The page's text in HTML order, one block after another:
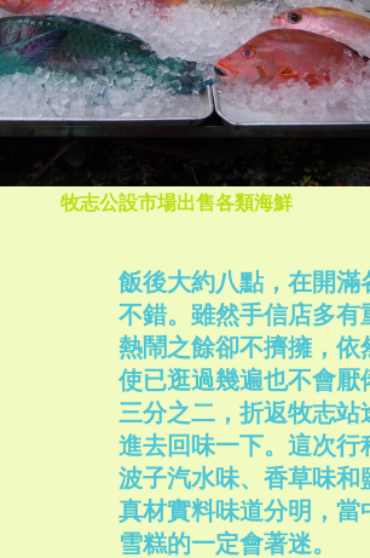
牧志公設市場出售各類海鮮
飯後大約八點，在開
不錯。雖然手信店多
熱鬧之餘卻不擠擁，
使已逛過幾遍也不會
三分之二，折返牧志站
進去回味一下。這次
波子汽水味、香草味和
真材實料味道分明，
雪糕的一定會著迷。